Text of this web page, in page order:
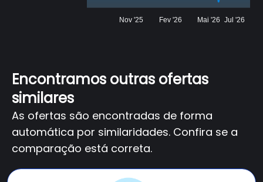
Nov '25 Fev '26 Mai '26 Jul '26
Encontramos outras ofertas
similares
As ofertas são encontradas de forma
automática por similaridades. Confira se a
comparação está correta.